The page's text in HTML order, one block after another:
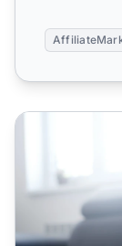
Les étapes